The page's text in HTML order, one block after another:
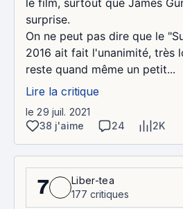
surprise.
On ne peut pas dire que le
2016 ait fait l'unanimité, très
reste quand même un petit...
Lire la critique
le 29 juil. 2021
38 j'aime
24 2K
7
Liber-tea
177 critiques